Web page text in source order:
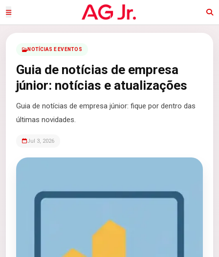
NOTÍCIAS E EVENTOS
Guia de notícias de empresa
júnior: notícias e atualizações
Guia de notícias de empresa júnior: fique por dentro das
últimas novidades.
Jul 3, 2026